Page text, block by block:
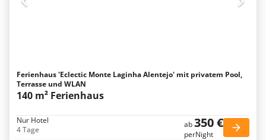
Ferienhaus 'Eclectic Monte Laginha Alentejo' mit privatem Pool,
Terrasse und WLAN
140 m² Ferienhaus
Nur Hotel
4 Tage
ab350 €
perNight